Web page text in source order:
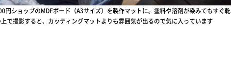
ショップのMDFボード（A3サイズ）を製作マットに。塗料や溶剤が染みてもすぐ乾
で撮影すると、カッティングマットよりも雰囲気が出るので気に入っています